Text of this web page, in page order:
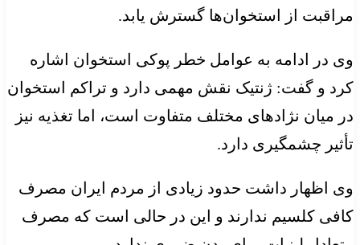
مراقبت از استخوان‌ها گسترش یابد.
وی در ادامه به عوامل خطر پوکی استخوان اشاره
کرد و گفت: ژنتیک نقش مهمی دارد و تراکم استخوان
در میان نژادهای مختلف متفاوت است، اما تغذیه نیز
تأثیر چشمگیری دارد.
وی اظهار داشت حدود زیادی از مردم ایران مصرف
کافی کلسیم ندارند و این در حالی است که مصرف